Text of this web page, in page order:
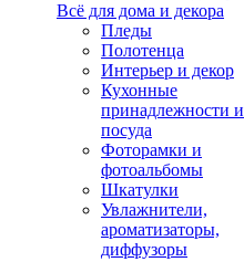
Всё для дома и декора
Пледы
Полотенца
Интерьер и декор
Кухонные
принадлежности и
посуда
Фоторамки и
фотоальбомы
Шкатулки
Увлажнители,
ароматизаторы,
диффузоры